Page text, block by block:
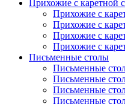
Прихожие с каретной
Прихожие с
Прихожие с
Прихожие с
Прихожие с
Письменные столы
Письменные
Письменные
Письменные
Письменные